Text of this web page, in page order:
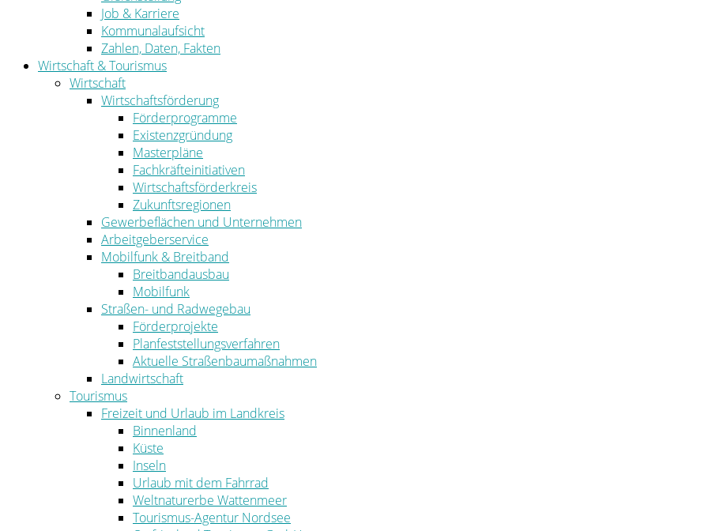
Job & Karriere
Kommunalaufsicht
Zahlen, Daten, Fakten
Wirtschaft & Tourismus
Wirtschaft
Wirtschaftsförderung
Förderprogramme
Existenzgründung
Masterpläne
Fachkräfteinitiativen
Wirtschaftsförderkreis
Zukunftsregionen
Gewerbeflächen und Unternehmen
Arbeitgeberservice
Mobilfunk & Breitband
Breitbandausbau
Mobilfunk
Straßen- und Radwegebau
Förderprojekte
Planfeststellungsverfahren
Aktuelle Straßenbaumaßnahmen
Landwirtschaft
Tourismus
Freizeit und Urlaub im Landkreis
Binnenland
Küste
Inseln
Urlaub mit dem Fahrrad
Weltnaturerbe Wattenmeer
Tourismus-Agentur Nordsee